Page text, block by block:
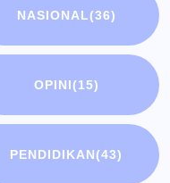
NASIONAL(36)
OPINI(15)
PENDIDIKAN(43)